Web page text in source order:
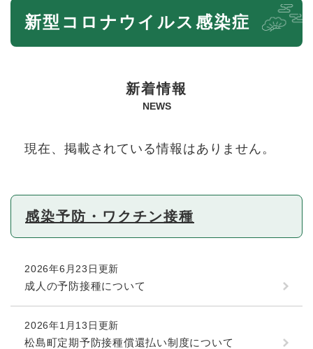
本
新型コロナウイルス感染症
新着情報
NEWS
現在、掲載されている情報はありません。
感染予防・ワクチン接種
2026年6月23日更新
成人の予防接種について
2026年1月13日更新
松島町定期予防接種償還払い制度について